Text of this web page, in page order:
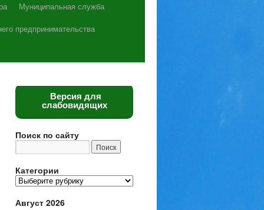
Муниципальная служба
предпринимательства
Версия для
слабовидящих
Поиск по сайту
Категории
Категории
Август 2026